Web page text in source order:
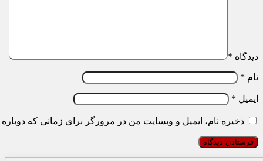
دیدگاه *
نام *
ایمیل *
ذخیره نام، ایمیل و وبسایت من در مرورگر برای زمانی که